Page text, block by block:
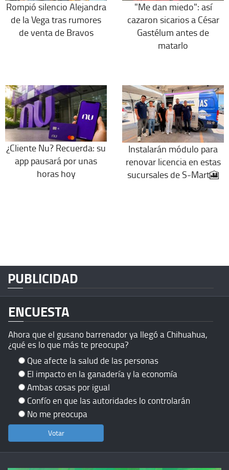
Rompió silencio Alejandra
de la Vega tras rumores
de venta de Bravos
"Me dan miedo": así
cazaron sicarios a César
Gastélum antes de
matarlo
¿Cliente Nu? Recuerda: su
app pausará por unas
horas hoy
Instalarán módulo para
renovar licencia en estas
sucursales de S-Mart🎦
PUBLICIDAD
ENCUESTA
Ahora que el gusano barrenador ya llegó a Chihuahua,
¿qué es lo que más te preocupa?
Que afecte la salud de las personas
El impacto en la ganadería y la economía
Ambas cosas por igual
Confío en que las autoridades lo controlarán
No me preocupa